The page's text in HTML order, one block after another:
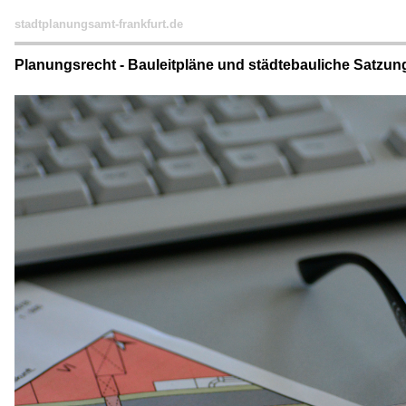
stadtplanungsamt-frankfurt.de
Planungsrecht - Bauleitpläne und städtebauliche